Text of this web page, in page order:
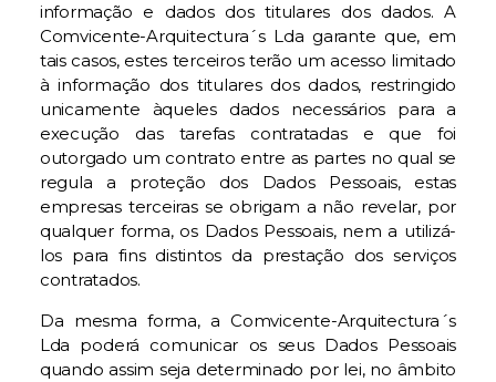
informação e dados dos titulares dos dados. A
Comvicente-Arquitectura´s Lda garante que, em
tais casos, estes terceiros terão um acesso limitado
à informação dos titulares dos dados, restringido
unicamente àqueles dados necessários para a
execução das tarefas contratadas e que foi
outorgado um contrato entre as partes no qual se
regula a proteção dos Dados Pessoais, estas
empresas terceiras se obrigam a não revelar, por
qualquer forma, os Dados Pessoais, nem a utilizá-
los para fins distintos da prestação dos serviços
contratados.
Da mesma forma, a Comvicente-Arquitectura´s
Lda poderá comunicar os seus Dados Pessoais
quando assim seja determinado por lei, no âmbito